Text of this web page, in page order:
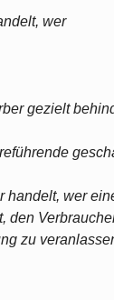
wer
gezielt
handelt, wer
den
zu